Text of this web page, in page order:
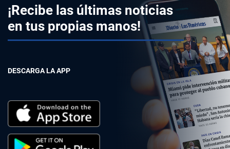
¡Recibe las últimas noticias
en tus propias manos!
DESCARGA LA APP